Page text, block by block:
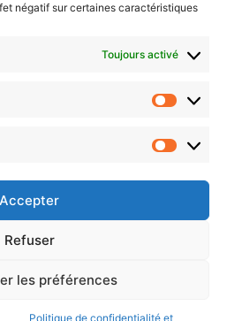
négatif sur certaines caractéristiques
Toujours activé
Accepter
Refuser
les préférences
Politique de confidentialité et
matin, soir ou hebdo ?